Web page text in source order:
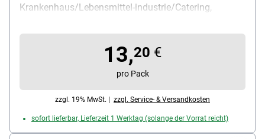
Krankenhaus/Lebensmittel-industrie/Catering,
blau, Inhalt pro Pack: 100 Stück
13,20 €
pro Pack
zzgl. 19% MwSt. | zzgl. Service- & Versandkosten
sofort lieferbar, Lieferzeit 1 Werktag (solange der Vorrat reicht)